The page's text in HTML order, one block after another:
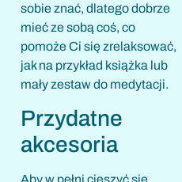
sobie znać, dlatego dobrze
mieć ze sobą coś, co
pomoże Ci się zrelaksować,
jak na przykład książka lub
mały zestaw do medytacji.
Przydatne
akcesoria
Aby w pełni cieszyć się